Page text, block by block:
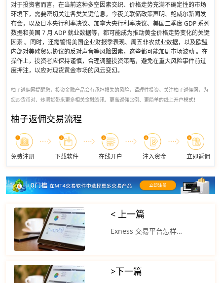
对于投资者而言，在当前这种多空因素交织、价格走势充满不确定性的市场
环境下，需要密切关注各类关键信息。今夜美联储政策声明、鲍威尔新闻发
布会，以及日本央行利率决议、加拿大央行利率决议、美国二季度 GDP 系列
数据和美国 7 月 ADP 就业数据等，都可能成为推动黄金价格走势变化的关键
因素 。同时，还需警惕美国企业财报季表现、周五非农就业数据，以及欧盟
内部对美欧贸易协议的反对声音等风险因素，这些都可能加剧市场波动 。在
操作上，投资者应保持谨慎，合理调整投资策略，避免在重大风险事件前过
度押注，以应对现货黄金市场的风云变幻。
柚子返佣网提醒您，投资金融产品会有承担损失的风险，请理性投资。关注柚子返佣网，为
您炒货币对、炒期货带来更多相关金融资讯、更高返佣比例、更简单的线上开户模式！
柚子返佣交易流程
免费注册 下载软件 在线开户 注入资金 立即返佣
< 上一篇
Exness 交易平台怎样？美元指数大幅走高 短期趋势反转
>下一篇